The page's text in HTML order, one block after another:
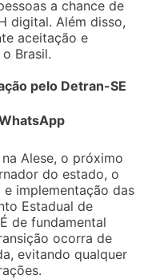
a chance de
digital. Além disso,
aceitação e
Brasil.
pelo Detran-SE
Alese, o próximo
do estado, o
implementação das
Estadual de
de fundamental
ocorra de
evitando qualquer